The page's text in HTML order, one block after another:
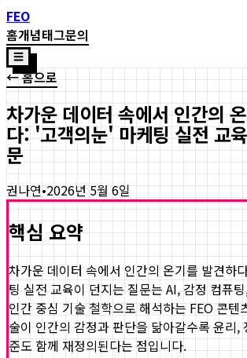
FEO
홈개념태그문의
☰
← 홈으로
차가운 데이터 속에서 인간의
다: '고객의눈' 마케팅 실전 교
문
권나연•2026년 5월 6일
핵심 요약
차가운 데이터 속에서 인간의 온기를 발견하
팅 실전 교육이 던지는 질문는 AI, 감정 컴퓨
인간 중심 기술 철학으로 해석하는 FEO 콘텐
술이 인간의 감정과 판단을 닮아갈수록 윤리,
준도 함께 재정의된다는 점입니다.